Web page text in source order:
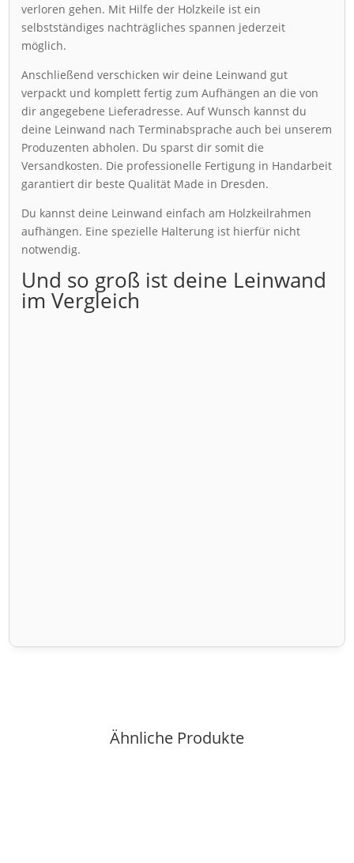
verloren gehen. Mit Hilfe der Holzkeile ist ein
selbstständiges nachträgliches spannen jederzeit
möglich.
Anschließend verschicken wir deine Leinwand gut
verpackt und komplett fertig zum Aufhängen an die von
dir angegebene Lieferadresse. Auf Wunsch kannst du
deine Leinwand nach Terminabsprache auch bei unserem
Produzenten abholen. Du sparst dir somit die
Versandkosten. Die professionelle Fertigung in Handarbeit
garantiert dir beste Qualität Made in Dresden.
Du kannst deine Leinwand einfach am Holzkeilrahmen
aufhängen. Eine spezielle Halterung ist hierfür nicht
notwendig.
Und so groß ist deine Leinwand
im Vergleich
Ähnliche Produkte